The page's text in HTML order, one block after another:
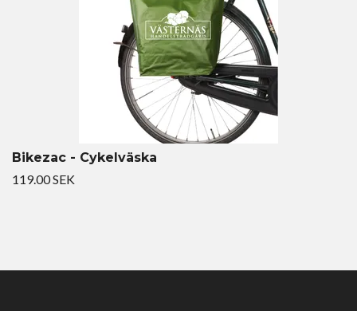
Bikezac - Cykelväska
119.00 SEK